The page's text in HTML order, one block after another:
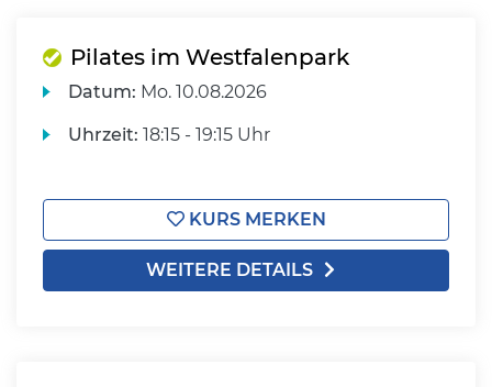
Pilates im Westfalenpark
Datum: Mo. 10.08.2026
Uhrzeit: 18:15 - 19:15 Uhr
KURS MERKEN
WEITERE DETAILS